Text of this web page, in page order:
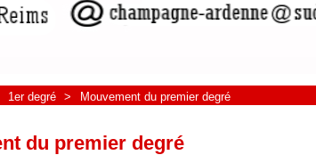
1er degré > Mouvement du premier degré
du premier degré